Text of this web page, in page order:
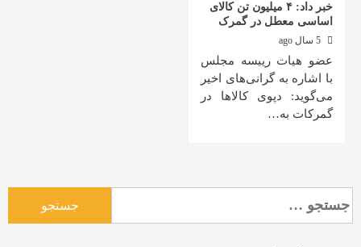
خبر داد: ۴ میلیون تن کالای
اساسی معطل در گمرک
عضو هیات رییسه مجلس
با اشاره به گرانی‌های اخیر
می‌گوید: دپوی کالا‌ها در
گمرکات به…
جستجو
برای: